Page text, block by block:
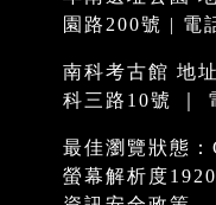
園路200號 | 電
南科考古館 地
科三路10號 ｜
最佳瀏覽狀態
螢幕解析度